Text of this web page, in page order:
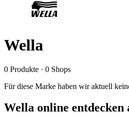
Wella
0 Produkte · 0 Shops
Für diese Marke haben wir aktuell
Wella online entdecken